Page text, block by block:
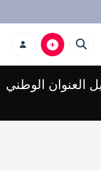
العنوان الوطني